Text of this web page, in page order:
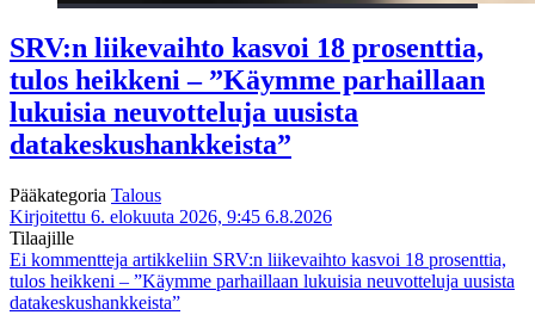
SRV:n liikevaihto kasvoi 18 prosenttia,
tulos heikkeni – ”Käymme parhaillaan
lukuisia neuvotteluja uusista
datakeskushankkeista”
Pääkategoria Talous
Kirjoitettu 6. elokuuta 2026, 9:45 6.8.2026
Tilaajille
Ei kommentteja artikkeliin SRV:n liikevaihto kasvoi 18 prosenttia,
tulos heikkeni – ”Käymme parhaillaan lukuisia neuvotteluja uusista
datakeskushankkeista”